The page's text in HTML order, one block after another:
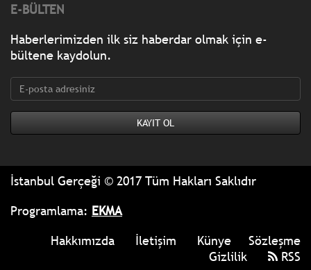
E-BÜLTEN
Haberlerimizden ilk siz haberdar olmak için e-
bültene kaydolun.
İstanbul Gerçeği © 2017 Tüm Hakları Saklıdır
Programlama: EKMA
Hakkımızda
İletişim Künye
Sözleşme
Gizlilik
RSS